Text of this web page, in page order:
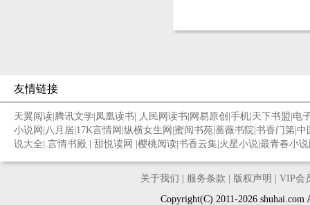
友情链接
天翼阅读 腾讯文学 凤凰读书 人民网读书 网易原创 手机 天下书盟 电
小说网 八月居 17K言情网 纵横女生网 蜜阅书苑 蔷薇书院 书香门第 中
说大全 言情书殿 甜悦读网 樱桃阅读 书香云集 火星小说 最青春小
关于我们 服务条款 版权声明
VIP会
Copyright(C) 2011-2026